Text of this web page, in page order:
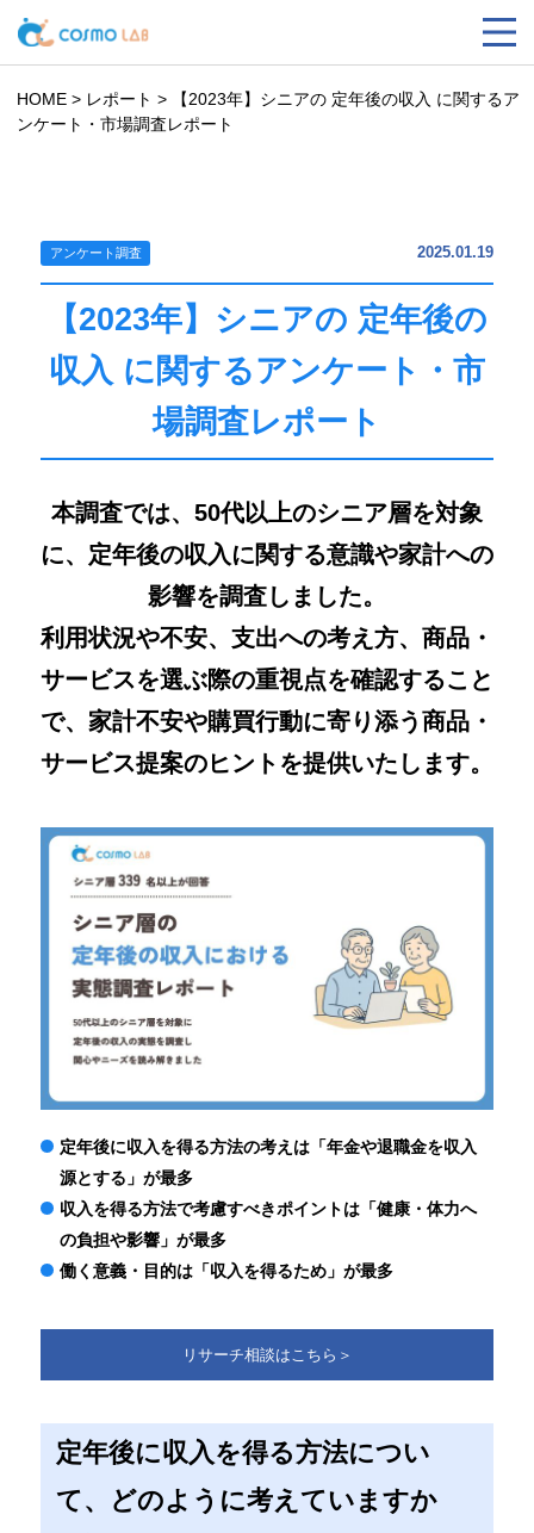
HOME > レポート >
【2023年】シニアの 定年後の収入 に関するア
ンケート・市場調査レポート
アンケート調査 2025.01.19
【2023年】シニアの 定年後の
収入 に関するアンケート・市
場調査レポート
本調査では、50代以上のシニア層を対象
に、定年後の収入に関する意識や家計への
影響を調査しました。
利用状況や不安、支出への考え方、商品・
サービスを選ぶ際の重視点を確認すること
で、家計不安や購買行動に寄り添う商品・
サービス提案のヒントを提供いたします。
定年後に収入を得る方法の考えは「年金や退職金を収入
源とする」が最多
収入を得る方法で考慮すべきポイントは「健康・体力へ
の負担や影響」が最多
働く意義・目的は「収入を得るため」が最多
リサーチ相談はこちら＞
定年後に収入を得る方法につい
て、どのように考えていますか